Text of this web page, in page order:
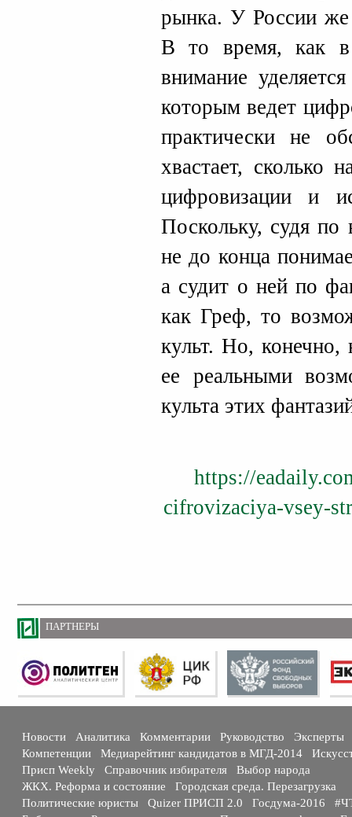
рынка. У России
В то время, как в
внимание
которым ведет
практически не
хвастает, сколько
цифровизации и
Поскольку, судя по
не до конца
а судит о ней по
как Греф, то
культ. Но, конечно,
ее реальными
культа этих
https://
cifrovizaciya-vsey-
ПАРТНЕРЫ
Новости Аналитика Комментарии Руководство
Эксперты
Компетенции
Медиарейтинг кандидатов в МГД-2014
Присп Weekly
Справочник избирателя
Выбор народа
ЖКХ. Реформа и состояние
Городская среда. Перезагрузка
Политические юристы
Quizer ПРИСП 2.0 Госдума-2016